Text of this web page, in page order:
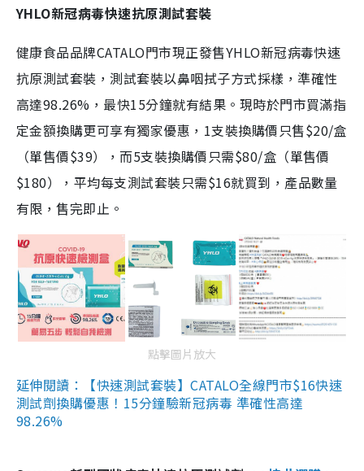
YHLO新冠病毒快速抗原測試套裝
健康食品品牌CATALO門市現正發售YHLO新冠病毒快速
抗原測試套裝，測試套裝以鼻咽拭子方式採樣，準確性
高達98.26%，最快15分鐘就有結果。現時於門市買滿指
定金額換購更可享有獨家優惠，1支裝換購價只售$20/盒
（單售價$39），而5支裝換購價只需$80/盒（單售價
$180），平均每支測試套裝只需$16就買到，產品數量
有限，售完即止。
點擊圖片放大
延伸閱讀：【快速測試套裝】CATALO全線門市$16快速
測試劑換購優惠！15分鐘驗新冠病毒 準確性高達
98.26%